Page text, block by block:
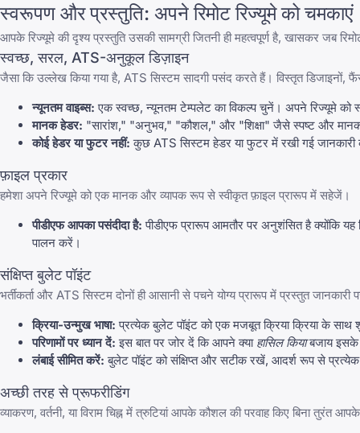
स्वरूपण और प्रस्तुति: अपने रिमोट रिज्यूमे को चमकाएं
आपके रिज्यूमे की दृश्य प्रस्तुति उसकी सामग्री जितनी ही महत्वपूर्ण है, खासकर जब
स्वच्छ, सरल, ATS-अनुकूल डिज़ाइन
जैसा कि उल्लेख किया गया है, ATS सिस्टम सादगी पसंद करते हैं। विस्तृत
न्यूनतम वाइब्स: एक स्वच्छ, न्यूनतम टेम्पलेट का विकल्प चुनें। अपने रिज्यूमे को
मानक हेडर: "सारांश," "अनुभव," "कौशल," और "शिक्षा" जैसे स्पष्ट और मानक
कोई हेडर या फुटर नहीं: कुछ ATS सिस्टम हेडर या फुटर में रखी गई जानकारी
फ़ाइल प्रकार
हमेशा अपने रिज्यूमे को एक मानक और व्यापक रूप से स्वीकृत फ़ाइल प्रारूप में सहेजें।
पीडीएफ आपका पसंदीदा है: पीडीएफ प्रारूप आमतौर पर अनुशंसित है क्योंकि
पालन करें।
संक्षिप्त बुलेट पॉइंट
भर्तीकर्ता और ATS सिस्टम दोनों ही आसानी से पचने योग्य प्रारूप में प्रस्तुत
क्रिया-उन्मुख भाषा: प्रत्येक बुलेट पॉइंट को एक मजबूत क्रिया क्रिया के
परिणामों पर ध्यान दें: इस बात पर जोर दें कि आपने क्या हासिल कियाबजाय
लंबाई सीमित करें: बुलेट पॉइंट को संक्षिप्त और सटीक रखें, आदर्श रूप से प्रत्येक
अच्छी तरह से प्रूफरीडिंग
व्याकरण, वर्तनी, या विराम चिह्न में त्रुटियां आपके कौशल की परवाह किए बिना तुरंत